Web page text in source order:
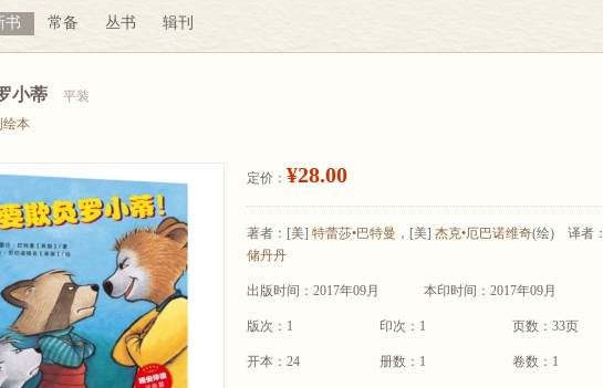
书 常备 丛书 辑刊
小蒂
平装
绘本
定价： ¥28.00
著者： [美] 特蕾莎•巴特曼 ，[美] 杰克•厄巴诺维奇(绘) 译者：
储丹丹
出版时间：2017年09月 本印时间：2017年09月
版次：1 印次：1 页数：33页
开本：24 册数：1 卷数：1